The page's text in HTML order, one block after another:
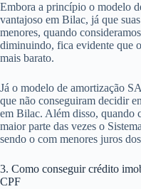
Embora a princípio o modelo
vantajoso em Bilac, já que
menores, quando
diminuindo, fica evidente que
mais barato.
Já o modelo de amortização
que não conseguiram decidir
em Bilac. Além disso, quando
maior parte das vezes o
sendo o com menores juros
3. Como conseguir crédito
CPF